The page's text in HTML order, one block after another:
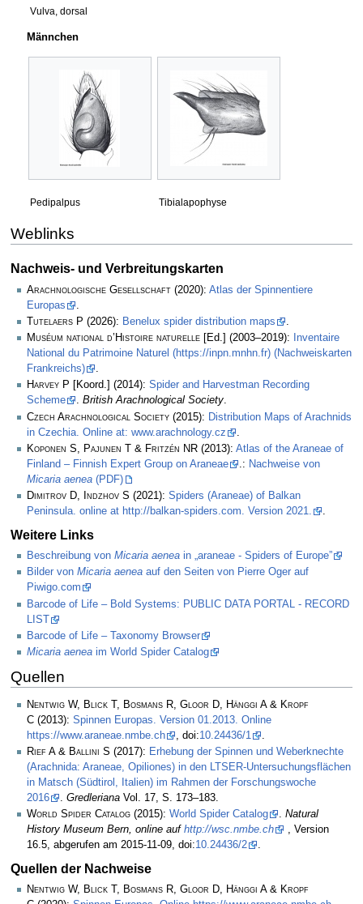
Vulva, dorsal
Männchen
Pedipalpus Tibialapophyse
Weblinks
Nachweis- und Verbreitungskarten
Arachnologische Gesellschaft (2020): Atlas der Spinnentiere
Europas
Tutelaers P (2026): Benelux spider distribution maps
.
Muséum national d’Histoire naturelle [Ed.] (2003–2019):
Inventaire
National du Patrimoine Naturel (https://inpn.mnhn.fr) (Nachweiskarten
Frankreichs)
.
Harvey P [Koord.] (2014): Spider and Harvestman Recording
Scheme
. British Arachnological Society.
Czech Arachnological Society (2015): Distribution Maps of Arachnids
in Czechia. Online at: www.arachnology.cz
Koponen S, Pajunen T & Fritzén NR (2013): Atlas of the Araneae of
Finland – Finnish Expert Group on Araneae
.: Nachweise von
Micaria aenea (PDF)
Dimitrov D, Indzhov S (2021): Spiders (Araneae) of Balkan
Peninsula. online at http://balkan-spiders.com. Version 2021.
.
Weitere Links
Beschreibung von Micaria aenea in „araneae - Spiders of Europe”
Bilder von Micaria aenea auf den Seiten von Pierre Oger auf
Piwigo.com
Barcode of Life – Bold Systems: PUBLIC DATA PORTAL - RECORD
LIST
Barcode of Life – Taxonomy Browser
Micaria aenea im World Spider Catalog
Quellen
Nentwig W, Blick T, Bosmans R, Gloor D, Hänggi A & Kropf
C (2013): Spinnen Europas. Version 01.2013. Online
https://www.araneae.nmbe.ch
, doi:10.24436/1
Rief A & Ballini S (2017): Erhebung der Spinnen und Weberknechte
(Arachnida: Araneae, Opiliones) in den LTSER-Untersuchungsflächen
in Matsch (Südtirol, Italien) im Rahmen der Forschungswoche
2016
. Gredleriana Vol. 17, S. 173–183.
World Spider Catalog (2015): World Spider Catalog . Natural
History Museum Bern, online auf http://wsc.nmbe.ch
, Version
16.5, abgerufen am 2015-11-09, doi:10.24436/2 .
Quellen der Nachweise
Nentwig W, Blick T, Bosmans R, Gloor D, Hänggi A & Kropf